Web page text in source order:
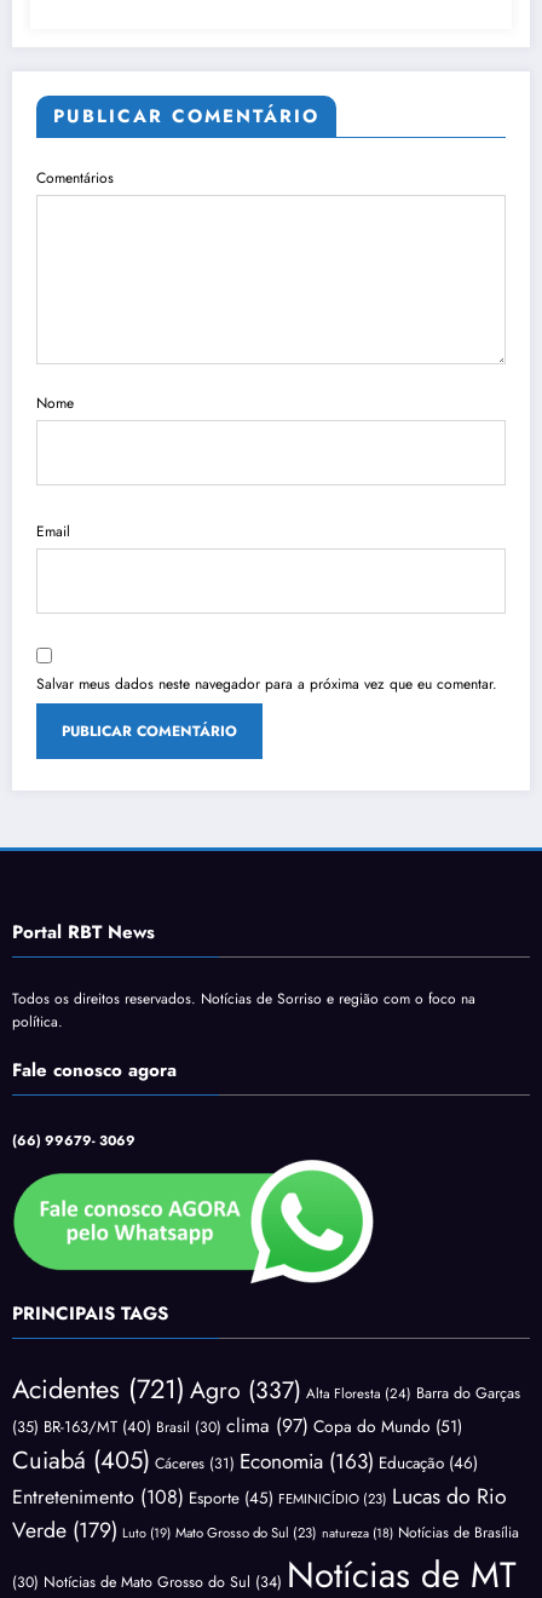
PUBLICAR COMENTÁRIO
Comentários
Nome
Email
Salvar meus dados neste navegador para a próxima vez que eu comentar.
Portal RBT News
Todos os direitos reservados. Notícias de Sorriso e região com o foco na
política.
Fale conosco agora
(66) 99679- 3069
PRINCIPAIS TAGS
Acidentes (721) Agro (337) Alta Floresta (24) Barra do Garças
(35) BR-163/MT (40) Brasil (30) clima (97) Copa do Mundo (51)
Cuiabá (405) Cáceres (31) Economia (163) Educação (46)
Entretenimento (108) Esporte (45) FEMINICÍDIO (23) Lucas do Rio
Verde (179) Luto (19) Mato Grosso do Sul (23) natureza (18) Notícias de Brasília
(30) Notícias de Mato Grosso do Sul (34) Notícias de MT